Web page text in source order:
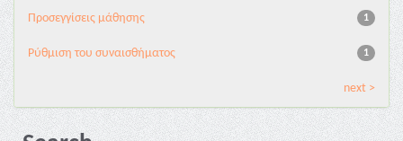
1
Προσεγγίσεις μάθησης
1
Ρύθμιση του συναισθήματος
next >